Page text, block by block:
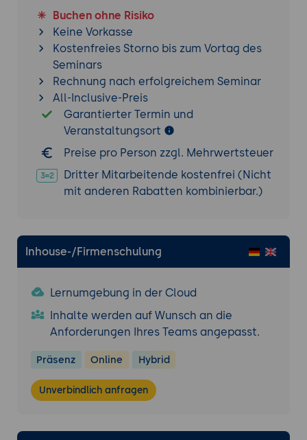
6. Plattform, Betrieb und Peer-Review
PHP-8.2-Baseline (bis 8.5) und
Datenbankanforderungen
Verbesserte Upgrade-Wizards und
robustere Schema-Migrationen
Wartungshorizonte: Bugfixes bis Ende
2027, Security und ELTS darüber hinaus;
v12-Support-Ende
Abgrenzung zum Upgrade-Projekt mit
Verweis auf das Migrationsseminar
Praxis-Übung (Peer-Review):In
Buchen ohne Risiko
Keine Vorkasse
Kostenfreies Storno bis zum Vortag des
Seminars
Rechnung nach erfolgreichem Seminar
All-Inclusive-Preis
Garantierter Termin und
Veranstaltungsort
Preise pro Person zzgl. Mehrwertsteuer
Dritter Mitarbeitende kostenfrei (Nicht
mit anderen Rabatten kombinierbar.)
Inhouse-/Firmenschulung
Lernumgebung in der Cloud
Inhalte werden auf Wunsch an die
Anforderungen Ihres Teams angepasst.
Präsenz Online Hybrid
Unverbindlich anfragen